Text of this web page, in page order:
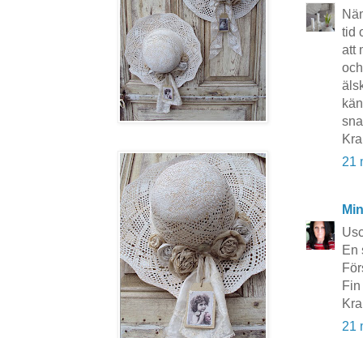
tid
att
21
En
21